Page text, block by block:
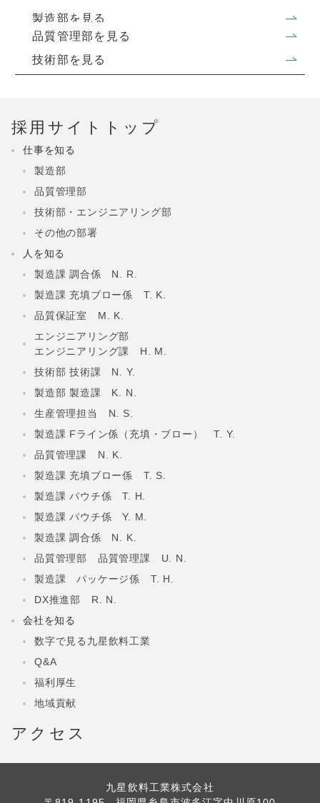
製造部を見る
品質管理部を見る
技術部を見る
採用サイトトップ
仕事を知る
製造部
品質管理部
技術部・エンジニアリング部
その他の部署
人を知る
製造課 調合係 N. R.
製造課 充填ブロー係 T. K.
品質保証室 M. K.
エンジニアリング部
エンジニアリング課 H. M.
技術部 技術課 N. Y.
製造部 製造課 K. N.
生産管理担当 N. S.
製造課 Fライン係（充填・ブロー） T. Y.
品質管理課 N. K.
製造課 充填ブロー係 T. S.
製造課 パウチ係 T. H.
製造課 パウチ係 Y. M.
製造課 調合係 N. K.
品質管理部 品質管理課 U. N.
製造課 パッケージ係 T. H.
DX推進部 R. N.
会社を知る
数字で見る九星飲料工業
Q&A
福利厚生
地域貢献
アクセス
九星飲料工業株式会社